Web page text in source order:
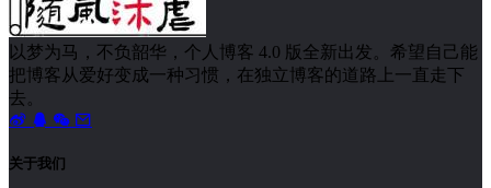
以梦为马，不负韶华，个人博客 4.0 版全新出发。希望自己能
把博客从爱好变成一种习惯，在独立博客的道路上一直走下
去。
关于我们